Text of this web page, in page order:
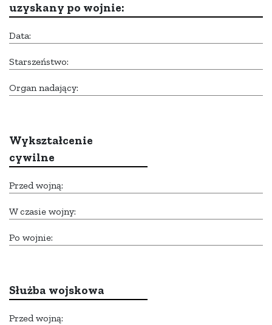
uzyskany po wojnie:
Data:
Starszeństwo:
Organ nadający:
Wykształcenie
cywilne
Przed wojną:
W czasie wojny:
Po wojnie:
Służba wojskowa
Przed wojną: